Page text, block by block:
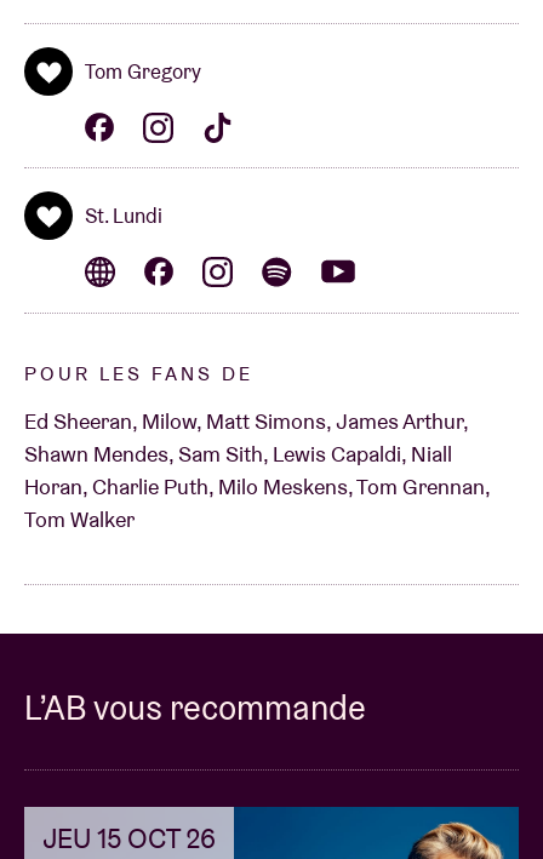
Tom Gregory
St. Lundi
POUR LES FANS DE
Ed Sheeran, Milow, Matt Simons, James Arthur,
Shawn Mendes, Sam Sith, Lewis Capaldi, Niall
Horan, Charlie Puth, Milo Meskens, Tom Grennan,
Tom Walker
L’AB vous recommande
JEU 15 OCT 26